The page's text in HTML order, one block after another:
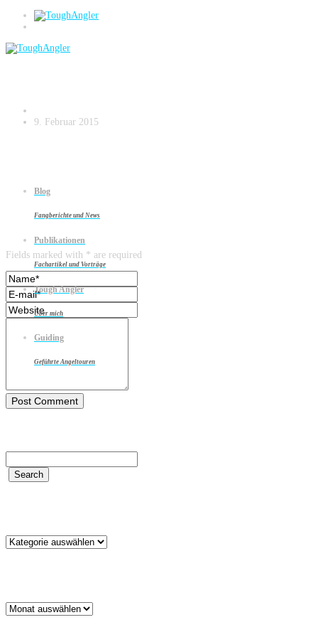
Blog
Fangberichte und News
Publikationen
Fachartikel und Vorträge
Tough Angler
Über mich
Guiding
Geführte Angeltouren
Mit Strategie und Planung auf zu neuen
9. Februar 2015
Fields marked with * are required
Kategorien
Archiv